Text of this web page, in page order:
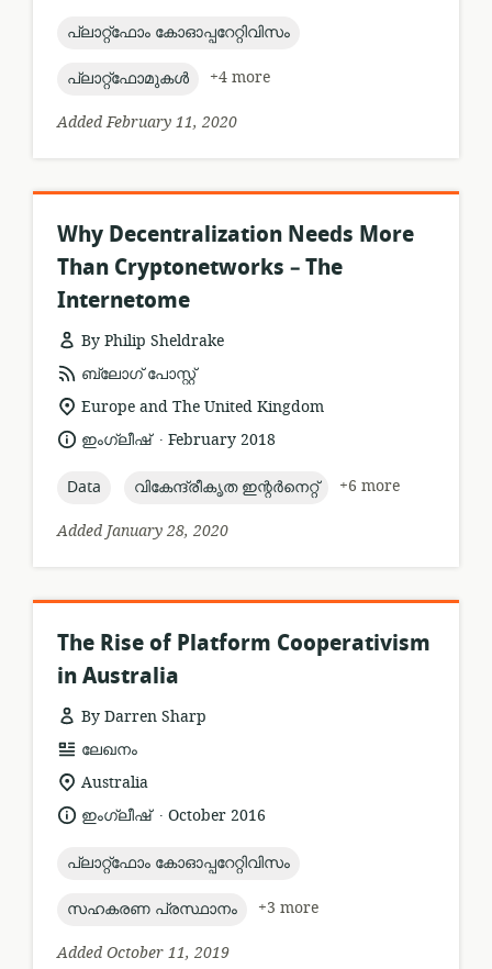
topic:
പ്ലാറ്റ്ഫോം കോഓപ്പറേറ്റിവിസം
topic:
പ്ലാറ്റ്ഫോമുകൾ
+4 more
Added February 11, 2020
Why Decentralization Needs More
Than Cryptonetworks – The
Internetome
By Philip Sheldrake
resource
format:
ബ്ലോഗ് പോസ്റ്റ്
location
relevance:
Europe and The United Kingdom
language:
ഇംഗ്ലീഷ് .
dateFebruary 2018
topic:
Data topic:
വികേന്ദ്രീകൃത ഇന്റർനെറ്റ്
+6 more
Added January 28, 2020
The Rise of Platform Cooperativism
in Australia
By Darren Sharp
resource
format:
ലേഖനം
location
relevance:
Australia
language:
ഇംഗ്ലീഷ് .
dateOctober 2016
topic:
പ്ലാറ്റ്ഫോം കോഓപ്പറേറ്റിവിസം
topic:
സഹകരണ പ്രസ്ഥാനം
+3 more
Added October 11, 2019